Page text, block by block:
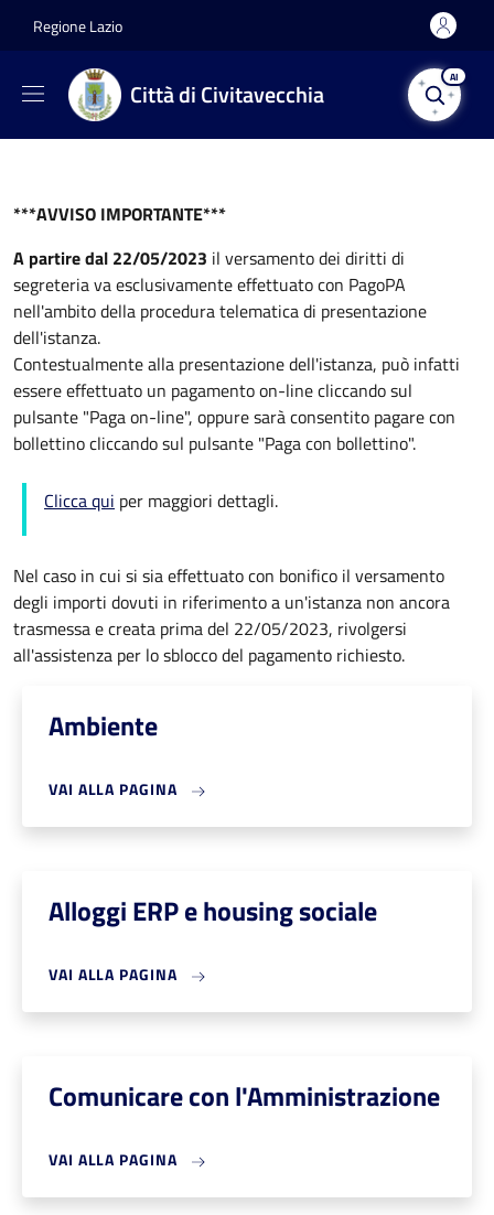
Regione Lazio
Città di Civitavecchia
AI
***AVVISO IMPORTANTE***
A partire dal 22/05/2023 il versamento dei diritti di
segreteria va esclusivamente effettuato con PagoPA
nell'ambito della procedura telematica di presentazione
dell'istanza.
Contestualmente alla presentazione dell'istanza, può infatti
essere effettuato un pagamento on-line cliccando sul
pulsante "Paga on-line", oppure sarà consentito pagare con
bollettino cliccando sul pulsante "Paga con bollettino".
Clicca qui per maggiori dettagli.
Nel caso in cui si sia effettuato con bonifico il versamento
degli importi dovuti in riferimento a un'istanza non ancora
trasmessa e creata prima del 22/05/2023, rivolgersi
all'assistenza per lo sblocco del pagamento richiesto.
Ambiente
VAI ALLA PAGINA
Alloggi ERP e housing sociale
VAI ALLA PAGINA
Comunicare con l'Amministrazione
VAI ALLA PAGINA